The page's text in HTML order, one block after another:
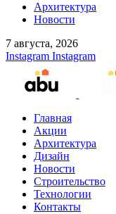
Архитектура
Новости
7 августа, 2026
Instagram Instagram
Главная
Акции
Архитектура
Дизайн
Новости
Строительство
Технологии
Контакты